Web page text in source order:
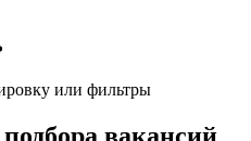
или фильтры
вакансий